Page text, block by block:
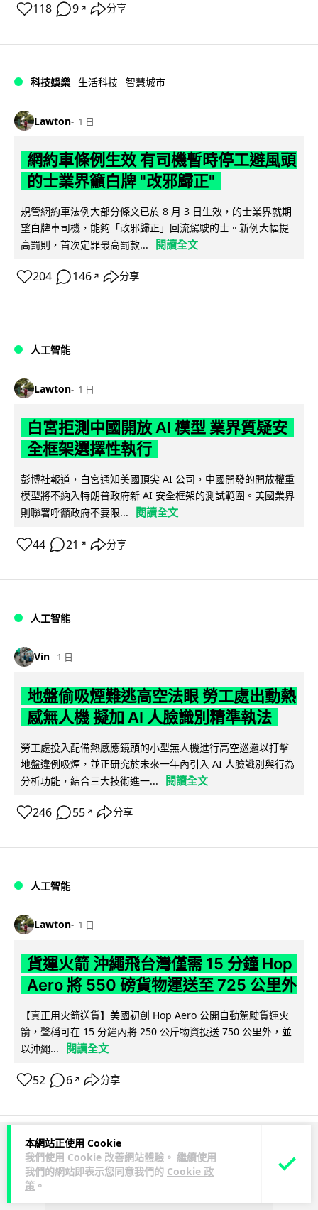
本網站正使用 Cookie
我們使用 Cookie 改善網站體驗。 繼續使用
我們的網站即表示您同意我們的 Cookie 政
策 。
118 9 ↗ 分享
科技娛樂 生活科技 智慧城市
Lawton 1 日
網約車條例生效 有司機暫時停工避風頭
的士業界籲白牌 "改邪歸正"
規管網約車法例大部分條文已於 8 月 3 日生效，的士業界就期
望白牌車司機，能夠「改邪歸正」回流駕駛的士。新例大幅提
高罰則，首次定罪最高罰款...
閱讀全文
204 146 ↗ 分享
人工智能
Lawton 1 日
白宮拒測中國開放 AI 模型 業界質疑安
全框架選擇性執行
彭博社報道，白宮通知美國頂尖 AI 公司，中國開發的開放權重
模型將不納入特朗普政府新 AI 安全框架的測試範圍。美國業界
則聯署呼籲政府不要限...
閱讀全文
44 21 ↗ 分享
人工智能
Vin 1 日
地盤偷吸煙難逃高空法眼 勞工處出動熱
感無人機 擬加 AI 人臉識別精準執法
勞工處投入配備熱感應鏡頭的小型無人機進行高空巡邏以打擊
地盤違例吸煙，並正研究於未來一年內引入 AI 人臉識別與行為
分析功能，結合三大技術進一...
閱讀全文
246 55 ↗ 分享
人工智能
Lawton 1 日
貨運火箭 沖繩飛台灣僅需 15 分鐘 Hop
Aero 將 550 磅貨物運送至 725 公里外
【真正用火箭送貨】美國初創 Hop Aero 公開自動駕駛貨運火
箭，聲稱可在 15 分鐘內將 250 公斤物資投送 750 公里外，並
以沖繩...
閱讀全文
52 6 ↗ 分享
ADVERTISEMENT